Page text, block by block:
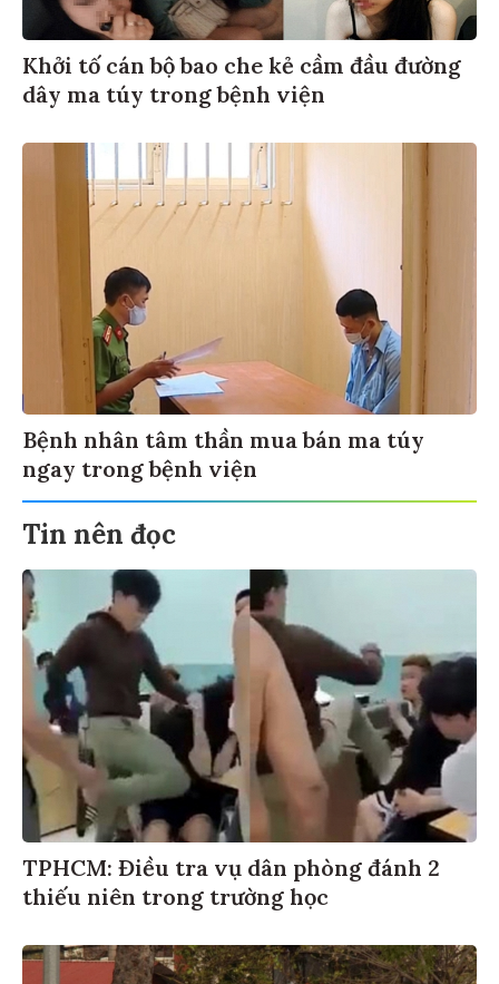
Khởi tố cán bộ bao che kẻ cầm đầu đường
dây ma túy trong bệnh viện
Bệnh nhân tâm thần mua bán ma túy
ngay trong bệnh viện
Tin nên đọc
TPHCM: Điều tra vụ dân phòng đánh 2
thiếu niên trong trường học